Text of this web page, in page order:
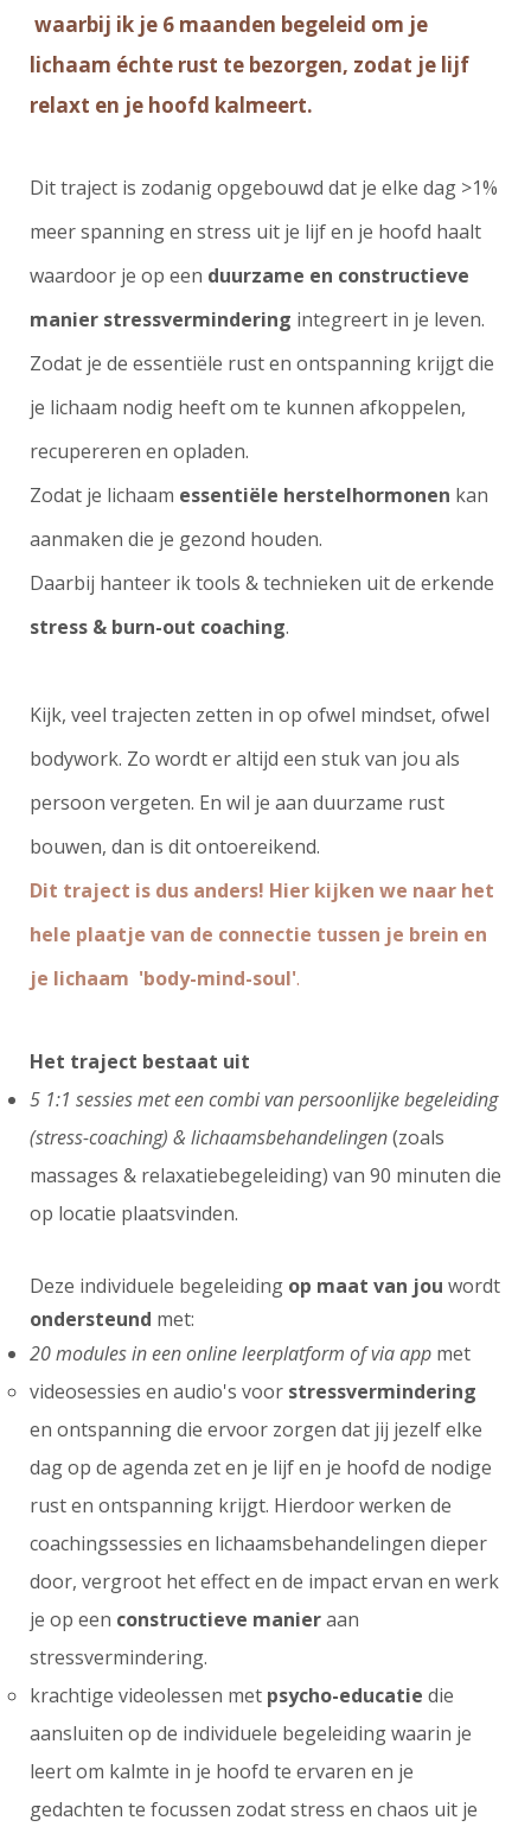
waarbij ik je 6 maanden begeleid om je
lichaam échte rust te bezorgen, zodat je lijf
relaxt en je hoofd kalmeert.
Dit traject is zodanig opgebouwd dat je elke dag >1%
meer spanning en stress uit je lijf en je hoofd haalt
waardoor je op een duurzame en constructieve
manier stressvermindering integreert in je leven.
Zodat je de essentiële rust en ontspanning krijgt die
je lichaam nodig heeft om te kunnen afkoppelen,
recupereren en opladen.
Zodat je lichaam essentiële herstelhormonen kan
aanmaken die je gezond houden.
Daarbij hanteer ik tools & technieken uit de erkende
stress & burn-out coaching.
Kijk, veel trajecten zetten in op ofwel mindset, ofwel
bodywork. Zo wordt er altijd een stuk van jou als
persoon vergeten. En wil je aan duurzame rust
bouwen, dan is dit ontoereikend.
Dit traject is dus anders! Hier kijken we naar het
hele plaatje van de connectie tussen je brein en
je lichaam 'body-mind-soul'.
Het traject bestaat uit
5 1:1 sessies met een combi van persoonlijke begeleiding
(stress-coaching) & lichaamsbehandelingen(zoals
massages & relaxatiebegeleiding) van 90 minuten die
op locatie plaatsvinden.
Deze individuele begeleiding op maat van jou wordt
ondersteund met:
20 modules in een online leerplatform of via app met
videosessies en audio's voor stressvermindering
en ontspanning die ervoor zorgen dat jij jezelf elke
dag op de agenda zet en je lijf en je hoofd de nodige
rust en ontspanning krijgt. Hierdoor werken de
coachingssessies en lichaamsbehandelingen dieper
door, vergroot het effect en de impact ervan en werk
je op een constructieve manieraan
stressvermindering.
krachtige videolessen met psycho-educatie die
aansluiten op de individuele begeleiding waarin je
leert om kalmte in je hoofd te ervaren en je
gedachten te focussen zodat stress en chaos uit je